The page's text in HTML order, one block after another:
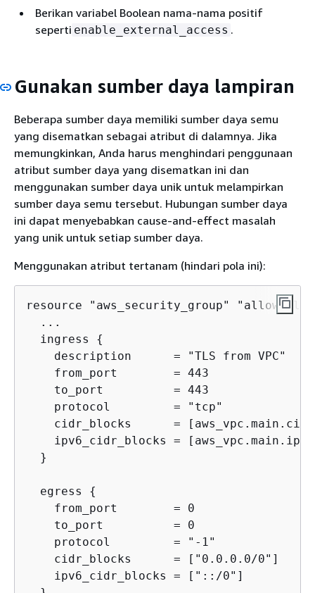
Berikan variabel Boolean nama-nama positif
seperti enable_external_access .
Gunakan sumber daya lampiran
Beberapa sumber daya memiliki sumber daya semu
yang disematkan sebagai atribut di dalamnya. Jika
memungkinkan, Anda harus menghindari penggunaan
atribut sumber daya yang disematkan ini dan
menggunakan sumber daya unik untuk melampirkan
sumber daya semu tersebut. Hubungan sumber daya
ini dapat menyebabkan cause-and-effect masalah
yang unik untuk setiap sumber daya.
Menggunakan atribut tertanam (hindari pola ini):
resource "aws_security_group"
  ...
  ingress
{
    description      = "TLS from VPC"
    from_port        = 443
    to_port          = 443
    protocol         = "tcp"
cidr_blocks      =
ipv6_cidr_blocks =
  }
  egress
{
    from_port        = 0
    to_port          = 0
    protocol         = "-1"
    cidr_blocks      = ["0.0.0.0/0"]
    ipv6_cidr_blocks = ["::/0"]